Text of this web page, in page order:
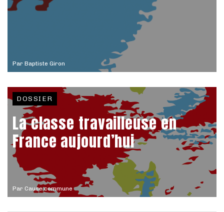
Par Baptiste Giron
Par Cause commune
DOSSIER
La classe travailleuse en
France aujourd’hui